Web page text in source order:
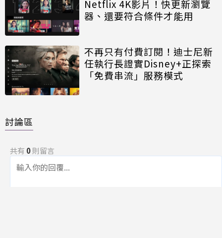
Netflix 4K影片！快更新瀏覽
器、還要符合條件才能用
不再只有付費訂閱！迪士尼新
任執行長證實Disney+正探索
「免費串流」服務模式
討論區
共有 0則留言